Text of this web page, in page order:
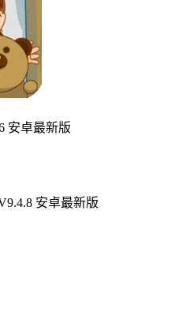
安卓最新版
安卓最新版